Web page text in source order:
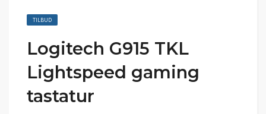
TILBUD
Logitech G915 TKL
Lightspeed gaming
tastatur